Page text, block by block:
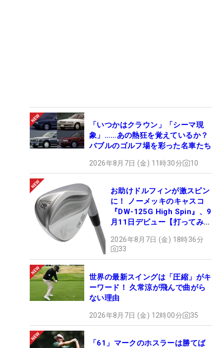
「いつかはクラウン」「シーマ現
象」……あの熱狂を覚えているか？
バブルのゴルフ場を彩った名車たち
2026年8月7日 (金) 11時30分 10
お助けドルフィンが激スピン
に！ ノーメッキのキャスコ
『DW-125G High Spin』、9
月11日デビュー【打ってみ
2026年8月7日 (金) 18時36分
33
世界の最新スイングは「圧縮」がキ
ーワード！ 久常涼が飛んで曲がら
ない理由
2026年8月7日 (金) 12時00分 35
「61」マークのホスラーは勝てば